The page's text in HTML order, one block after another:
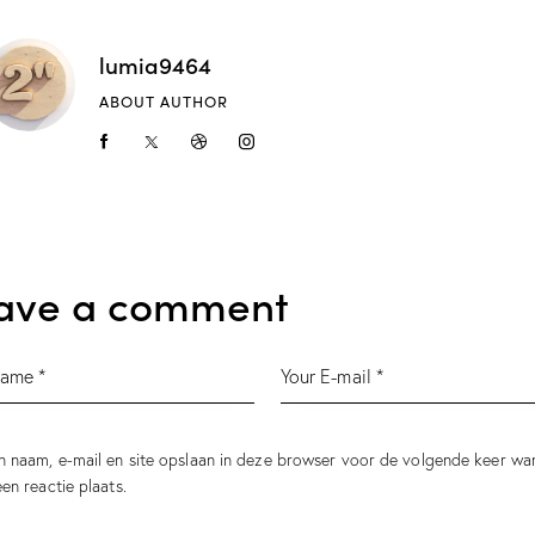
lumia9464
ABOUT AUTHOR
a comment
naam, e-mail en site opslaan in deze browser voor de volgende keer
reactie plaats.